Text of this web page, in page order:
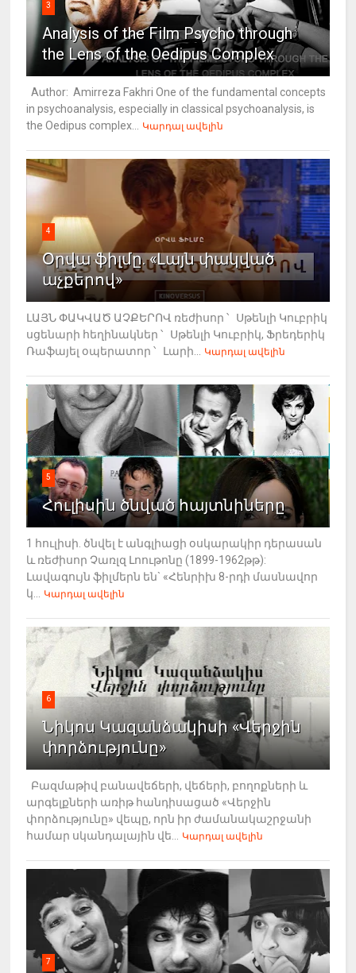
3
Analysis of the Film Psycho through
the Lens of the Oedipus Complex
Author: Amirreza Fakhri One of the fundamental concepts
in psychoanalysis, especially in classical psychoanalysis, is
the Oedipus complex...
Կարդալ ավելին
4
Օրվա ֆիլմը. «Լայն փակված
աչքերով»
ԼԱՅՆ ՓԱԿՎԱԾ ԱՉՔԵՐՈՎ ռեժիսոր ՝ Սթենլի Կուբրիկ
սցենարի հեղինակներ ՝ Սթենլի Կուբրիկ, Ֆրեդերիկ
Ռաֆայել օպերատոր ՝ Լարի...
Կարդալ ավելին
5
Հուլիսին ծնված հայտնիները
1 հուլիսի. ծնվել է անգլիացի օսկարակիր դերասան
և ռեժիսոր Չառլզ Լոութոնը (1899-1962թթ):
Լավագույն ֆիլմերն են` «Հենրիխ 8-րդի մասնավոր
կ...
Կարդալ ավելին
6
Նիկոս Կազանձակիսի «Վերջին
փորձությունը»
Բազմաթիվ բանավեճերի, վեճերի, բողոքների և
արգելքների առիթ հանդիսացած «Վերջին
փորձությունը» վեպը, որն իր ժամանակաշրջանի
համար սկանդալային վե...
Կարդալ ավելին
7